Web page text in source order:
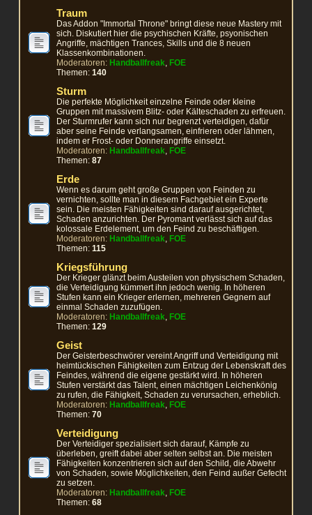
Traum
Das Addon "Immortal Throne" bringt diese neue Mastery mit
sich. Diskutiert hier die psychischen Kräfte, psyonischen
Angriffe, mächtigen Trances, Skills und die 8 neuen
Klassenkombinationen.
Moderatoren: Handballfreak, FOE
Themen:140
Sturm
Die perfekte Möglichkeit einzelne Feinde oder kleine
Gruppen mit massivem Blitz- oder Kälteschaden zu erfreuen.
Der Sturmrufer kann sich nur begrenzt verteidigen, dafür
aber seine Feinde verlangsamen, einfrieren oder lähmen,
indem er Frost- oder Donnerangriffe einsetzt.
Moderatoren: Handballfreak, FOE
Themen:87
Erde
Wenn es darum geht große Gruppen von Feinden zu
vernichten, sollte man in diesem Fachgebiet ein Experte
sein. Die meisten Fähigkeiten sind darauf ausgerichtet,
Schaden anzurichten. Der Pyromant verlässt sich auf das
kolossale Erdelement, um den Feind zu beschäftigen.
Moderatoren: Handballfreak, FOE
Themen:115
Kriegsführung
Der Krieger glänzt beim Austeilen von physischem Schaden,
die Verteidigung kümmert ihn jedoch wenig. In höheren
Stufen kann ein Krieger erlernen, mehreren Gegnern auf
einmal Schaden zuzufügen.
Moderatoren: Handballfreak, FOE
Themen:129
Geist
Der Geisterbeschwörer vereint Angriff und Verteidigung mit
heimtückischen Fähigkeiten zum Entzug der Lebenskraft des
Feindes, während die eigene gestärkt wird. In höheren
Stufen verstärkt das Talent, einen mächtigen Leichenkönig
zu rufen, die Fähigkeit, Schaden zu verursachen, erheblich.
Moderatoren: Handballfreak, FOE
Themen:70
Verteidigung
Der Verteidiger spezialisiert sich darauf, Kämpfe zu
überleben, greift dabei aber selten selbst an. Die meisten
Fähigkeiten konzentrieren sich auf den Schild, die Abwehr
von Schaden, sowie Möglichkeiten, den Feind außer Gefecht
zu setzen.
Moderatoren: Handballfreak, FOE
Themen:68